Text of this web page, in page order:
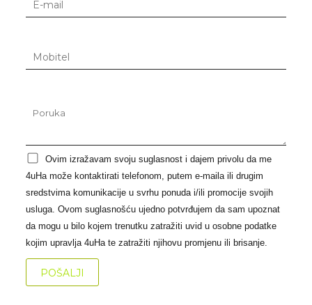
Ovim izražavam svoju suglasnost i dajem privolu da me
4uHa može kontaktirati telefonom, putem e-maila ili drugim
sredstvima komunikacije u svrhu ponuda i/ili promocije svojih
usluga. Ovom suglasnošću ujedno potvrđujem da sam upoznat
da mogu u bilo kojem trenutku zatražiti uvid u osobne podatke
kojim upravlja 4uHa te zatražiti njihovu promjenu ili brisanje.